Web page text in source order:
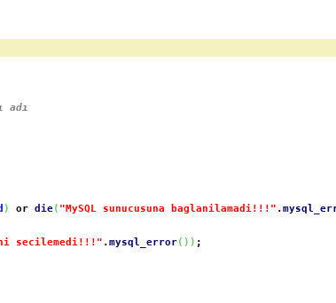
adı
) ordie( "MySQL sunucusuna baglanilamadi!!!" .
secilemedi!!!" .mysql_error( ) ) ;